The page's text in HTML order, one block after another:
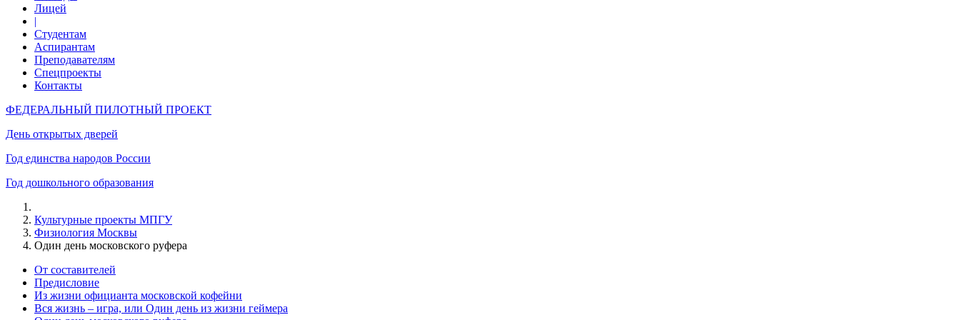
Лицей
|
Студентам
Аспирантам
Преподавателям
Спецпроекты
Контакты
ФЕДЕРАЛЬНЫЙ ПИЛОТНЫЙ ПРОЕКТ
День открытых дверей
Год единства народов России
Год дошкольного образования
Культурные проекты МПГУ
Физиология Москвы
Один день московского руфера
От составителей
Предисловие
Из жизни официанта московской кофейни
Вся жизнь – игра, или Один день из жизни геймера